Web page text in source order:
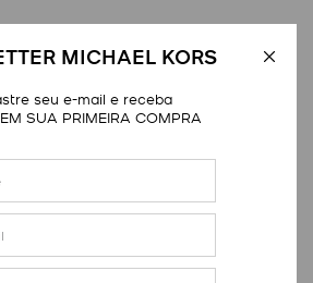
MICHAEL KORS
seu e-mail e receba
SUA PRIMEIRA COMPRA
ainda não tem avaliações